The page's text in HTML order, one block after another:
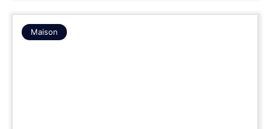
Maison